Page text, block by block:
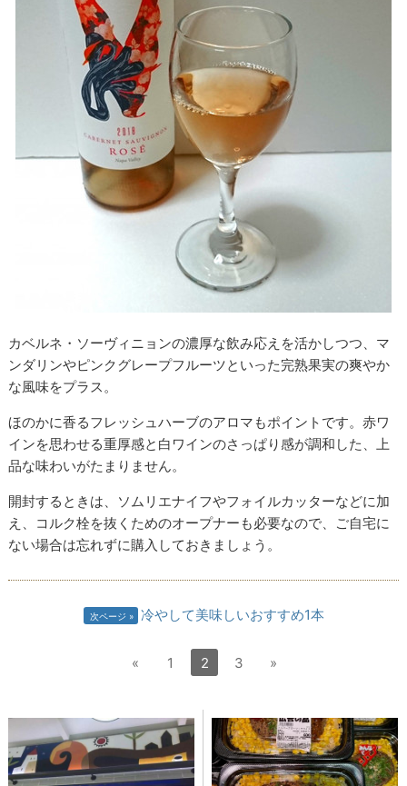
カベルネ・ソーヴィニョンの濃厚な飲み応えを活かしつつ、マ
ンダリンやピンクグレープフルーツといった完熟果実の爽やか
な風味をプラス。
ほのかに香るフレッシュハーブのアロマもポイントです。赤ワ
インを思わせる重厚感と白ワインのさっぱり感が調和した、上
品な味わいがたまりません。
開封するときは、ソムリエナイフやフォイルカッターなどに加
え、コルク栓を抜くためのオープナーも必要なので、ご自宅に
ない場合は忘れずに購入しておきましょう。
次ページ 冷やして美味しいおすすめ1本
« 1 2 3 »